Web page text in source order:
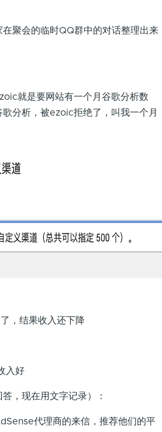
聚会的临时QQ群中的对话整理出来
就是要网站有一个月谷歌分析数
分析，被ezoic拒绝了，叫我一个月
，结果收入还下降
入好
，现在用文字记录）：
代理商的来信，推荐他们的平